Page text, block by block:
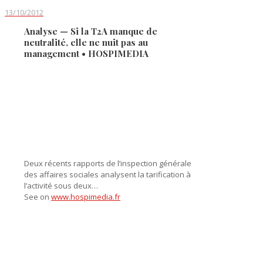
13/10/2012
Analyse — Si la T2A manque de
neutralité, elle ne nuit pas au
management • HOSPIMEDIA
Deux récents rapports de l’inspection générale
des affaires sociales analysent la tarification à
l’activité sous deux…
See on www.hospimedia.fr